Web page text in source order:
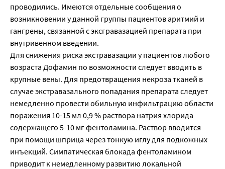
проводились. Имеются отдельные сообщения о
возникновении у данной группы пациентов аритмий и
гангрены, связанной с эксгравазацией препарата при
внутривенном введении.
Для снижения риска экстравазации у пациентов любого
возраста Дофамин по возможности следует вводить в
крупные вены. Для предотвращения некроза тканей в
случае экстравазального попадания препарата следует
немедленно провести обильную инфильтрацию области
поражения 10-15 мл 0,9 % раствора натрия хлорида
содержащего 5-10 мг фентоламина. Раствор вводится
при помощи шприца через тонкую иглу для подкожных
инъекций. Симпатическая блокада фентоламином
приводит к немедленному развитию локальной